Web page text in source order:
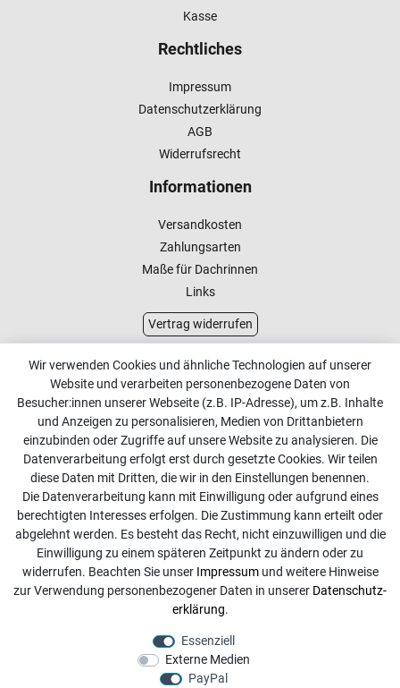
Kasse
Rechtliches
Impressum
Datenschutzerklärung
AGB
Widerrufsrecht
Informationen
Versandkosten
Zahlungsarten
Maße für Dachrinnen
Links
Vertrag widerrufen
Kundenservice
Kontakt
Online Retourenservice
Kontakt
info@dachdecker-shop.de
+49 3501 507295
Montag - Freitag, 08:00 - 16:00
Anrufe aus dem dt. Festnetz zum Ortstarif, Preise aus dem
Mobilfunknetz ggf. abweichend (abhängig vom Provider).
Wir verwenden Cookies und ähnliche Technologien auf unserer
Website und verarbeiten personenbezogene Daten von
Besucher:innen unserer Webseite (z.B. IP-Adresse), um z.B. Inhalte
und Anzeigen zu personalisieren, Medien von Drittanbietern
einzubinden oder Zugriffe auf unsere Website zu analysieren. Die
Datenverarbeitung erfolgt erst durch gesetzte Cookies. Wir teilen
diese Daten mit Dritten, die wir in den Einstellungen benennen.
Die Datenverarbeitung kann mit Einwilligung oder aufgrund eines
berechtigten Interesses erfolgen. Die Zustimmung kann erteilt oder
abgelehnt werden. Es besteht das Recht, nicht einzuwilligen und die
Einwilligung zu einem späteren Zeitpunkt zu ändern oder zu
widerrufen. Beachten Sie unser Impressumund weitere Hinweise
zur Verwendung personenbezogener Daten in unserer Daten­schutz­
erklärung.
Essenziell
Externe Medien
PayPal